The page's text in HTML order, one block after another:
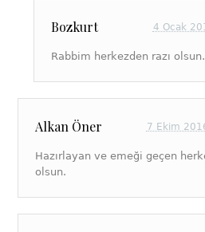
Bozkurt 4 Ocak
Rabbim herkezden razı
Alkan Öner 7 Ekim
Hazırlayan ve emeği geçen
olsun.